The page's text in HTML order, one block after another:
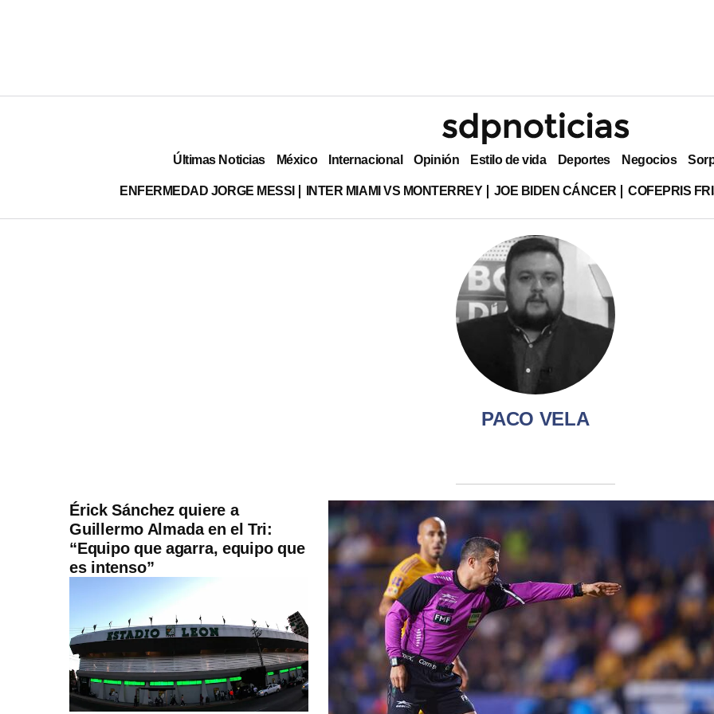
Últimas Noticias México Internacional Opinión Estilo de vida Deportes Negocios
ENFERMEDAD JORGE MESSI INTER MIAMI VS MONTERREY JOE BIDEN CÁNCER COFEPRIS
PACO VELA
Érick Sánchez quiere a
Guillermo Almada en el Tri:
“Equipo que agarra, equipo que
es intenso”